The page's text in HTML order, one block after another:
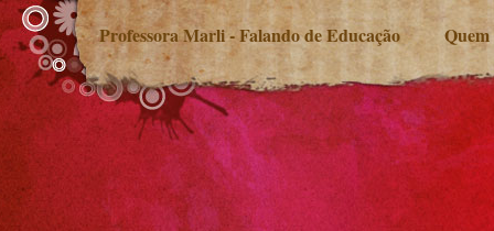
Professora Marli - Falando de Educação Quem